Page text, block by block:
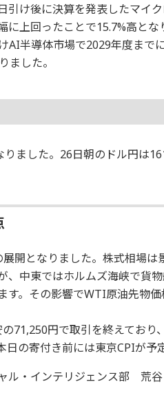
引け後に決算を発表したマイ
に上回ったことで15.7%高と
AI半導体市場で2029年度まで
ました。
ました。26日朝のドル円は
開となりました。株式相場は
、中東ではホルムズ海峡で貨
す。その影響でWTI原油先物
71,250円で取引を終えており
の寄付き前には東京CPIが予
ル・インテリジェンス部 荒谷